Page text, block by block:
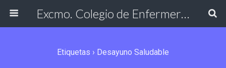
Excmo. Colegio de Enfermería de Cádiz
Etiquetas › Desayuno Saludable